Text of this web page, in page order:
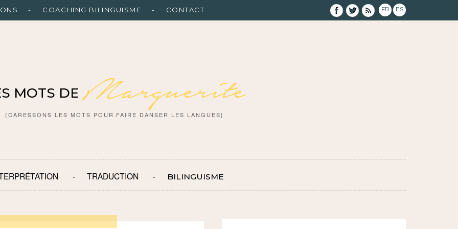
COACHING BILINGUISME CONTACT FR ES
MOTS DE Marguerite
{CARESSONS LES MOTS POUR FAIRE DANSER LES LANGUES}
TRADUCTION BILINGUISME